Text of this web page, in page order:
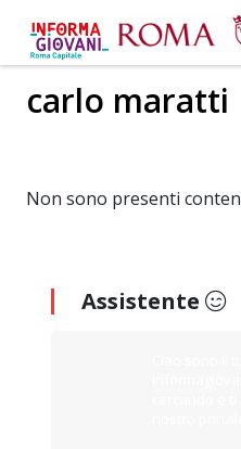
carlo maratti
Non sono presenti
Assistente